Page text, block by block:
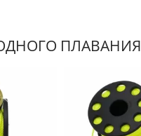
ПЛАВАНИЯ